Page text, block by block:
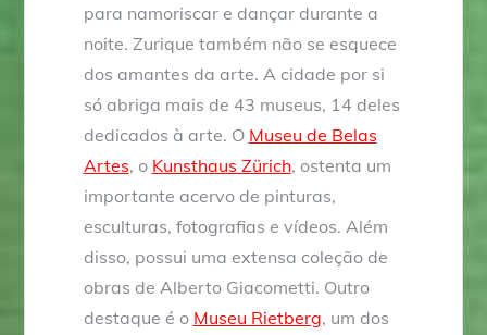
para namoriscar e dançar durante a
noite. Zurique também não se esquece
dos amantes da arte. A cidade por si
só abriga mais de 43 museus, 14 deles
dedicados à arte. O Museu de Belas
Artes, o Kunsthaus Zürich, ostenta um
importante acervo de pinturas,
esculturas, fotografias e vídeos. Além
disso, possui uma extensa coleção de
obras de Alberto Giacometti. Outro
destaque é o Museu Rietberg, um dos